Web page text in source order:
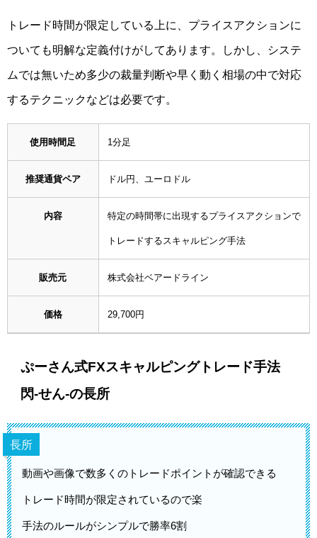
トレード時間が限定している上に、プライスアクションに
ついても明解な定義付けがしてあります。しかし、システ
ムでは無いため多少の裁量判断や早く動く相場の中で対応
するテクニックなどは必要です。
使用時間足 1分足
推奨通貨ペア ドル円、ユーロドル
内容 特定の時間帯に出現するプライスアクションで
トレードするスキャルピング手法
販売元 株式会社ベアードライン
価格 29,700円
ぷーさん式FXスキャルピングトレード手法
閃-せん-の長所
長所
動画や画像で数多くのトレードポイントが確認できる
トレード時間が限定されているので楽
手法のルールがシンプルで勝率6割